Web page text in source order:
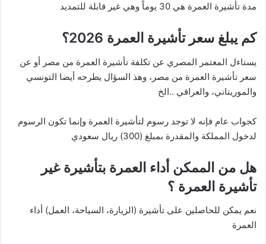
مدة تأشيرة العمرة هي 30 يوماً وهي غير قابلة للتمديد
كم يبلغ سعر تأشيرة العمرة 2026؟
يستاءل المعتمر المصري عن تكلفة تأشيرة العمرة من مصر أو عن
سعر تأشيرة العمرة من مصر، وهذ السؤال يطرحه أيضا التونسي
والموريتاني، والعراقي ..الخ
كجواب عام فإنه لا توجد رسوم لتأشيرة العمرة وإنما تكون الرسوم
لدخول المملكة والمقدرة بمبلغ (300) ريال سعودي
هل من الممكن أداء العمرة بتأشيرة غير
تأشيرة العمرة ؟
نعم يمكن للحاصلين على تأشيرة (الزيارة، السياحة، العمل) أداء
العمرة